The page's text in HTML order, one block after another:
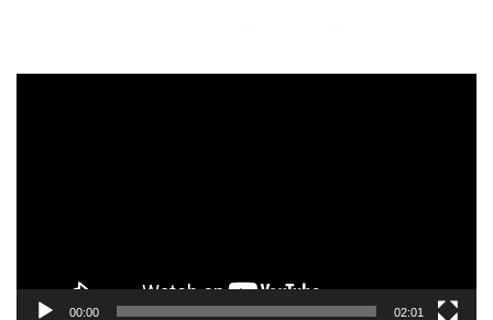
00:00 02:01